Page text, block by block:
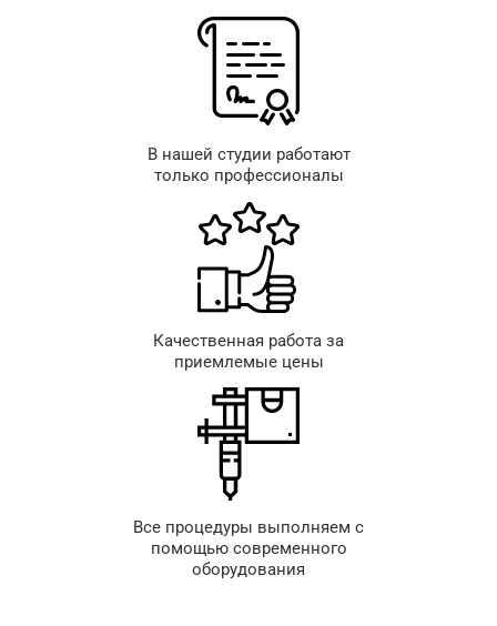
В нашей студии работают
только профессионалы
Качественная работа за
приемлемые цены
Все процедуры выполняем с
помощью современного
оборудования